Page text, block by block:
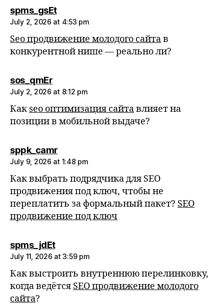
spms_gsEtsays:
July 2, 2026 at 4:53 pm
Seo продвижение молодого сайтав
конкурентной нише — реально ли?
sos_qmErsays:
July 2, 2026 at 8:12 pm
Как seo оптимизация сайтавлияет на
позиции в мобильной выдаче?
sppk_camrsays:
July 9, 2026 at 1:48 pm
Как выбрать подрядчика для SEO
продвижения под ключ, чтобы не
переплатить за формальный пакет? SEO
продвижение под ключ
spms_jdEtsays:
July 11, 2026 at 3:59 pm
Как выстроить внутреннюю перелинковку,
когда ведётся SEO продвижение молодого
сайта?